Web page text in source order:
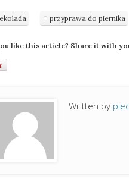
przyprawa do piernika
like this article? Share it with
Written by